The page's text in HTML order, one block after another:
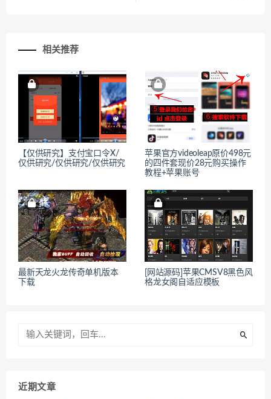
相关推荐
【仅供研究】支付宝口令X/
仅供研究/仅供研究/仅供研究
苹果官方videoleap原价498元
的四件套现价28元购买操作
教程+苹果账号
最新天龙火龙传奇单机版本
下载
[网站源码]苹果CMSV8黑色风
格龙女阁自适应模板
近期文章